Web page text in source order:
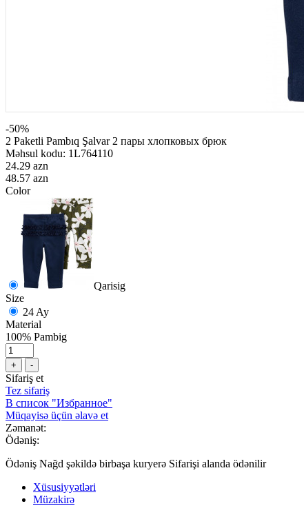
-50%
2 Paketli Pambıq Şalvar 2 пары хлопковых брюк
Məhsul kodu: 1L764110
24.29 azn
48.57 azn
Color
Qarisig
Size
24 Ay
Material
100% Pambig
+ -
Sifariş et
Tez sifariş
В список "Избранное"
Müqayisə üçün əlavə et
Zəmanət:
Ödəniş:
Ödəniş Nağd şəkildə birbaşa kuryerə Sifarişi alanda ödənilir
Xüsusiyyətləri
Müzakirə